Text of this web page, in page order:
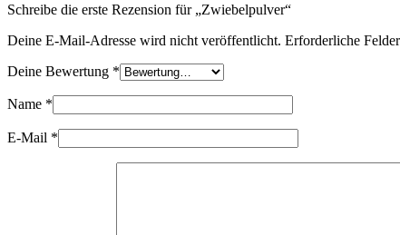
Schreibe die erste Rezension für „Zwiebelpulver“
Deine E-Mail-Adresse wird nicht veröffentlicht. Erforderliche
Deine Bewertung *
Name *
E-Mail *